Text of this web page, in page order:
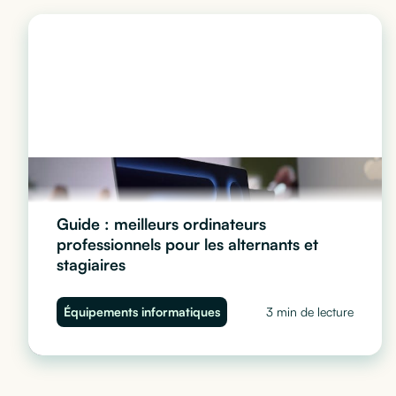
Guide : meilleurs ordinateurs
professionnels pour les alternants et
stagiaires
Quel ordinateur choisir pour vos stagiaires et alternants
? Performance, sécurité et budget : découvrez notre
guide complet pour équiper vos juniors sans impacter
Équipements informatiques 3 min de lecture